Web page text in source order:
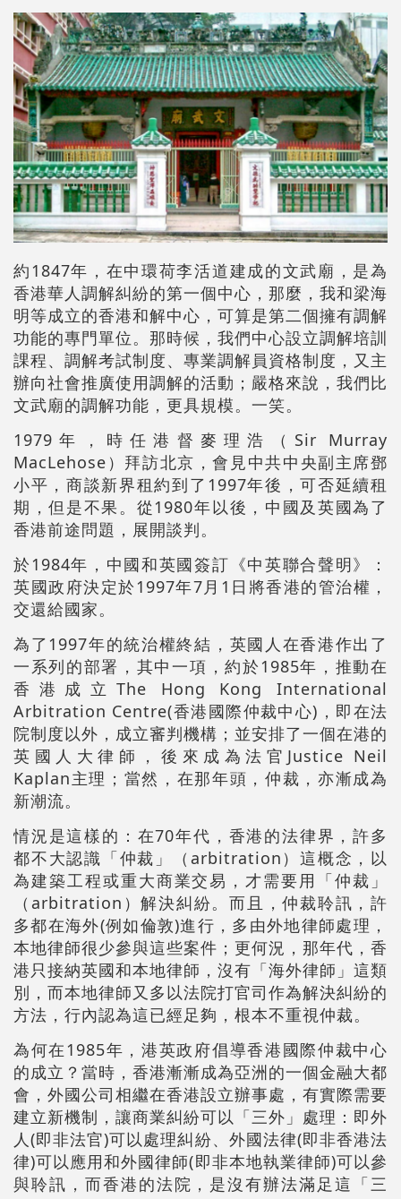
約1847年，在中環荷李活道建成的文武廟，是為
香港華人調解糾紛的第一個中心，那麼，我和梁海
明等成立的香港和解中心，可算是第二個擁有調解
功能的專門單位。那時候，我們中心設立調解培訓
課程、調解考試制度、專業調解員資格制度，又主
辦向社會推廣使用調解的活動；嚴格來說，我們比
文武廟的調解功能，更具規模。一笑。
1979年，時任港督麥理浩（Sir Murray
MacLehose）拜訪北京，會見中共中央副主席鄧
小平，商談新界租約到了1997年後，可否延續租
期，但是不果。從1980年以後，中國及英國為了
香港前途問題，展開談判。
於1984年，中國和英國簽訂《中英聯合聲明》：
英國政府決定於1997年7月1日將香港的管治權，
交還給國家。
為了1997年的統治權終結，英國人在香港作出了
一系列的部署，其中一項，約於1985年，推動在
香港成立The Hong Kong International
Arbitration Centre(香港國際仲裁中心)，即在法
院制度以外，成立審判機構；並安排了一個在港的
英國人大律師，後來成為法官Justice Neil
Kaplan主理；當然，在那年頭，仲裁，亦漸成為
新潮流。
情況是這樣的：在70年代，香港的法律界，許多
都不大認識「仲裁」（arbitration）這概念，以
為建築工程或重大商業交易，才需要用「仲裁」
（arbitration）解決糾紛。而且，仲裁聆訊，許
多都在海外(例如倫敦)進行，多由外地律師處理，
本地律師很少參與這些案件；更何況，那年代，香
港只接納英國和本地律師，沒有「海外律師」這類
別，而本地律師又多以法院打官司作為解決糾紛的
方法，行內認為這已經足夠，根本不重視仲裁。
為何在1985年，港英政府倡導香港國際仲裁中心
的成立？當時，香港漸漸成為亞洲的一個金融大都
會，外國公司相繼在香港設立辦事處，有實際需要
建立新機制，讓商業糾紛可以「三外」處理：即外
人(即非法官)可以處理糾紛、外國法律(即非香港法
律)可以應用和外國律師(即非本地執業律師)可以參
與聆訊，而香港的法院，是沒有辦法滿足這「三